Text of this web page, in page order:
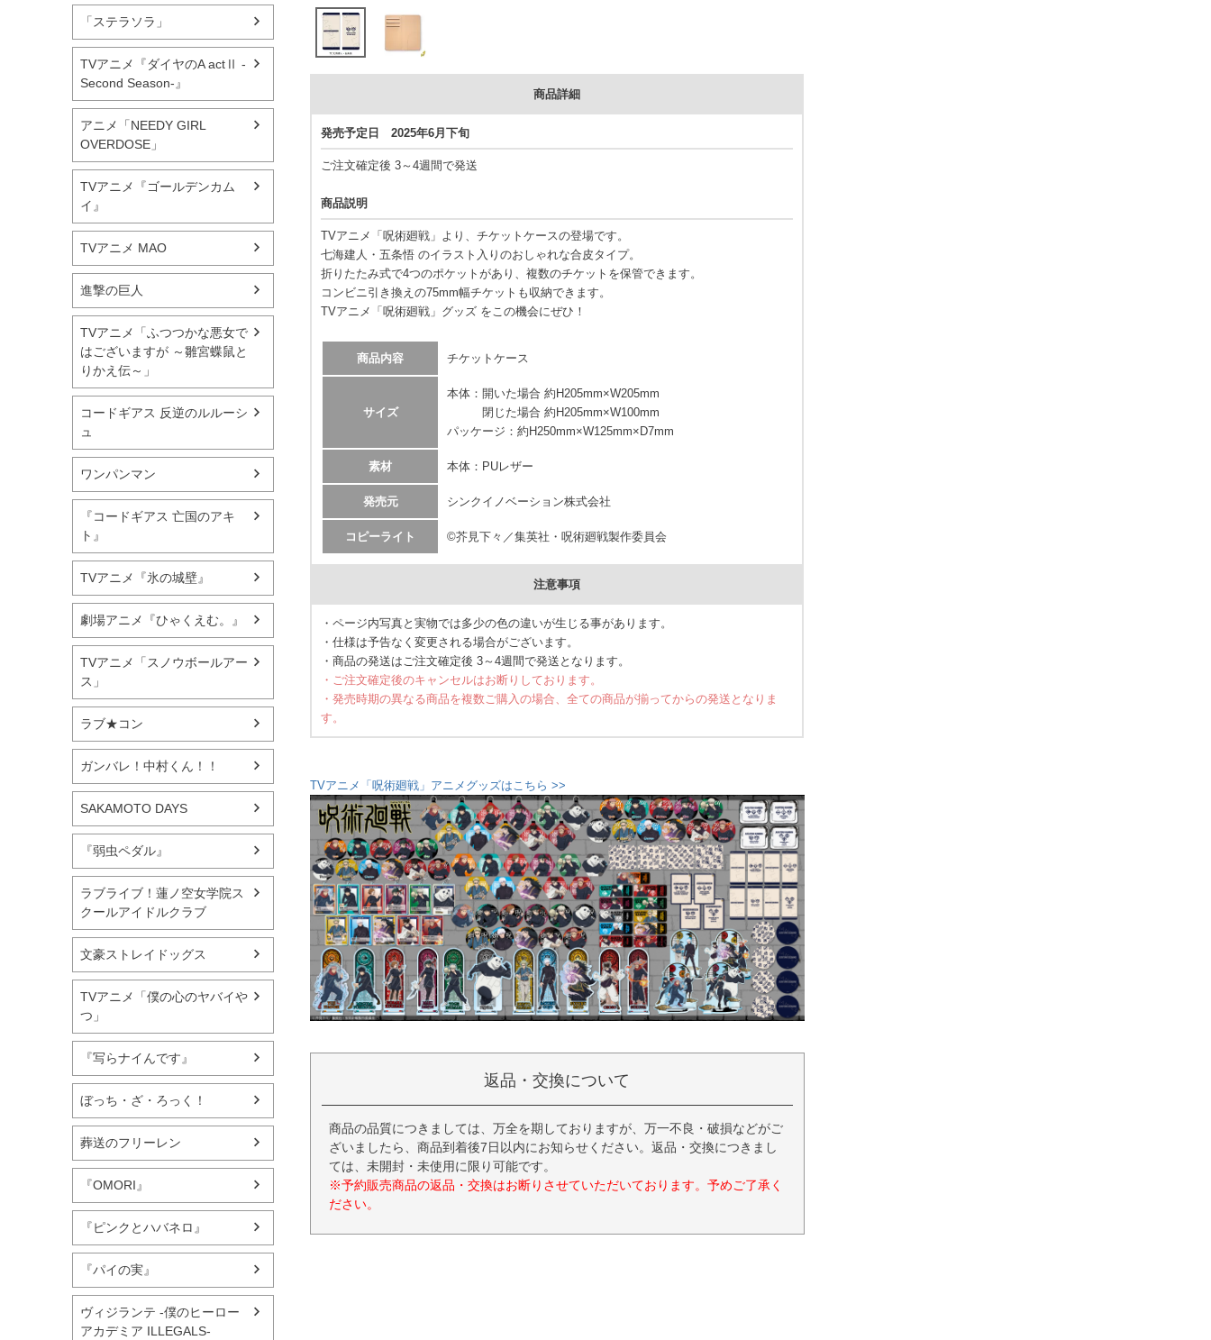
「ステラソラ」
TVアニメ『ダイヤのA actⅡ -
Second Season-』
アニメ「NEEDY GIRL
OVERDOSE」
TVアニメ『ゴールデンカム
イ』
TVアニメ MAO
進撃の巨人
TVアニメ「ふつつかな悪女で
はございますが ～雛宮蝶鼠と
りかえ伝～」
コードギアス 反逆のルルーシ
ュ
ワンパンマン
『コードギアス 亡国のアキ
ト』
TVアニメ『氷の城壁』
劇場アニメ『ひゃくえむ。』
TVアニメ「スノウボールアー
ス」
ラブ★コン
ガンバレ！中村くん！！
SAKAMOTO DAYS
『弱虫ペダル』
ラブライブ！蓮ノ空女学院ス
クールアイドルクラブ
文豪ストレイドッグス
TVアニメ「僕の心のヤバイや
つ」
『写らナイんです』
ぼっち・ざ・ろっく！
葬送のフリーレン
『OMORI』
『ピンクとハバネロ』
『パイの実』
ヴィジランテ -僕のヒーロー
アカデミア ILLEGALS-
商品詳細
発売予定日 2025年6月下旬
ご注文確定後 3～4週間で発送
商品説明
TVアニメ「呪術廻戦」より、チケットケースの登場です。
七海建人・五条悟 のイラスト入りのおしゃれな合皮タイプ。
折りたたみ式で4つのポケットがあり、複数のチケットを保管できます。
コンビニ引き換えの75mm幅チケットも収納できます。
TVアニメ「呪術廻戦」グッズ をこの機会にぜひ！
商品内容 チケットケース
サイズ
本体：開いた場合 約H205mm×W205mm
閉じた場合 約H205mm×W100mm
パッケージ：約H250mm×W125mm×D7mm
素材 本体：PUレザー
発売元 シンクイノベーション株式会社
コピーライト ©芥見下々／集英社・呪術廻戦製作委員会
注意事項
・ページ内写真と実物では多少の色の違いが生じる事があります。
・仕様は予告なく変更される場合がございます。
・商品の発送はご注文確定後 3～4週間で発送となります。
・ご注文確定後のキャンセルはお断りしております。
・発売時期の異なる商品を複数ご購入の場合、全ての商品が揃ってからの発送となりま
す。
TVアニメ「呪術廻戦」アニメグッズはこちら >>
返品・交換について
商品の品質につきましては、万全を期しておりますが、万一不良・破損などがご
ざいましたら、商品到着後7日以内にお知らせください。返品・交換につきまし
ては、未開封・未使用に限り可能です。
※予約販売商品の返品・交換はお断りさせていただいております。予めご了承く
ださい。